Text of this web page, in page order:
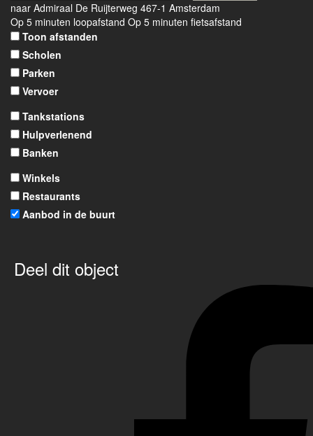
naar Admiraal De Ruijterweg 467-1 Amsterdam
Op 5 minuten loopafstand Op 5 minuten fietsafstand
Toon afstanden
Scholen
Parken
Vervoer
Tankstations
Hulpverlenend
Banken
Winkels
Restaurants
Aanbod in de buurt
Deel dit object